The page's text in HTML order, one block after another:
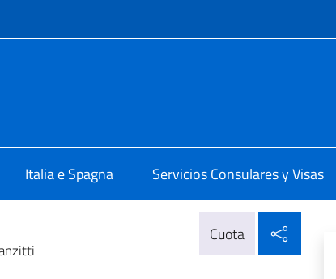
sociales y menú
Italia e Spagna Servicios Consulares y Visas
Cuota